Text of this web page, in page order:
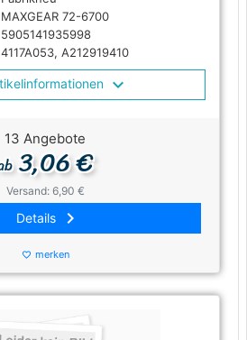
MAXGEAR 72-6700
5905141935998
4117A053, A212919410
13 Angebote
3,06 €
Versand: 6,90 €
Details keyboard_arrow_right
favorite_border merken